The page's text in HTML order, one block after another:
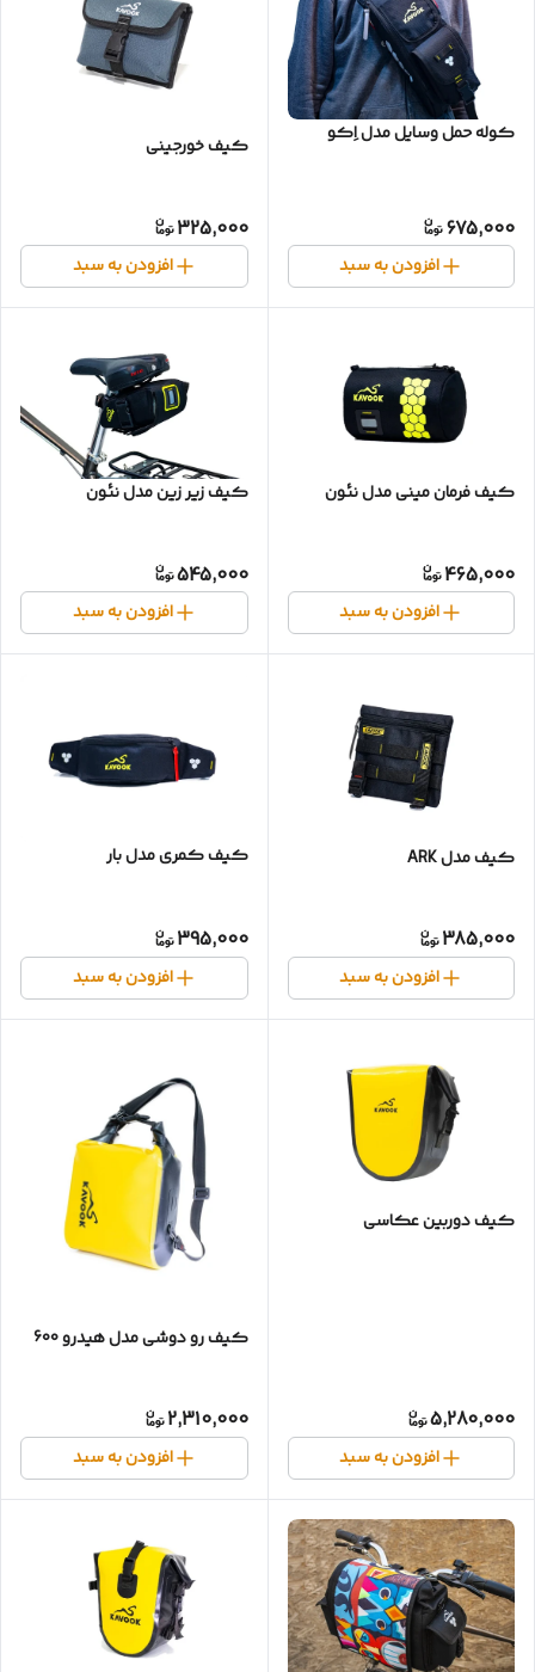
کوله حمل وسایل مدل اِکو
675,000
افزودن به سبد
کیف خورجینی
325,000
افزودن به سبد
کیف فرمان مینی مدل نئون
465,000
افزودن به سبد
کیف زیر زین مدل نئون
545,000
افزودن به سبد
کیف مدل ARK
385,000
افزودن به سبد
کیف کمری مدل بار
395,000
افزودن به سبد
کیف دوربین عکاسی
5,280,000
افزودن به سبد
کیف رو دوشی مدل هیدرو 600
2,310,000
افزودن به سبد